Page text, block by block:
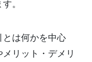
。
は何かを中心
リット・デメリ